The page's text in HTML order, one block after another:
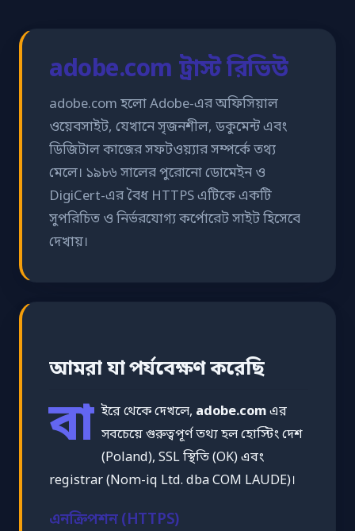
adobe.com ট্রাস্ট রিভিউ
adobe.com হলো Adobe-এর অফিসিয়াল
ওয়েবসাইট, যেখানে সৃজনশীল, ডকুমেন্ট এবং
ডিজিটাল কাজের সফটওয়্যার সম্পর্কে তথ্য
মেলে। ১৯৮৬ সালের পুরোনো ডোমেইন ও
DigiCert-এর বৈধ HTTPS এটিকে একটি
সুপরিচিত ও নির্ভরযোগ্য কর্পোরেট সাইট হিসেবে
দেখায়।
আমরা যা পর্যবেক্ষণ করেছি
বা ইরে থেকে দেখলে, adobe.comএর
সবচেয়ে গুরুত্বপূর্ণ তথ্য হল হোস্টিং দেশ
(Poland), SSL স্থিতি (OK) এবং
registrar (Nom-iq Ltd. dba COM LAUDE)।
এনক্রিপশন (HTTPS)